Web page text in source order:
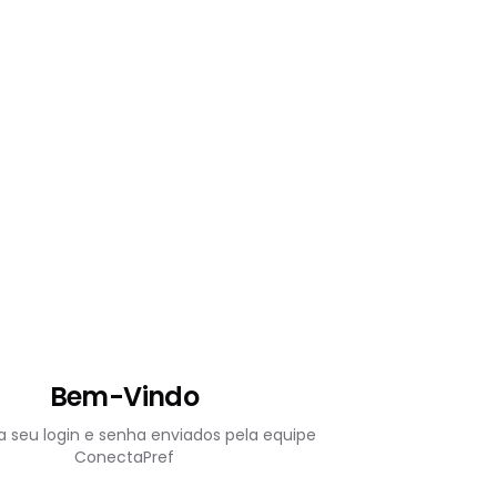
Bem-Vindo
seu login e senha enviados pela equipe
ConectaPref